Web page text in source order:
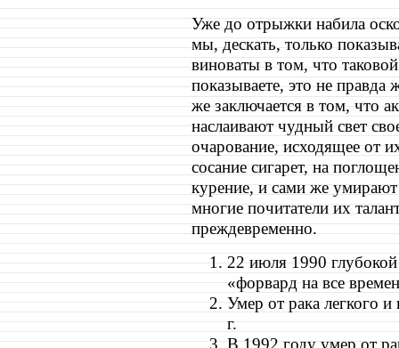
Уже до отрыжки набила
мы, дескать, только
виноваты в том, что
показываете, это не
же заключается в том, что
наслаивают чудный свет
очарование, исходящее от
сосание сигарет, на
курение, и сами же
многие почитатели их
преждевременно.
22 июля 1990
«форвард на все
Умер от рака легкого
г.
В 1992 году умер от